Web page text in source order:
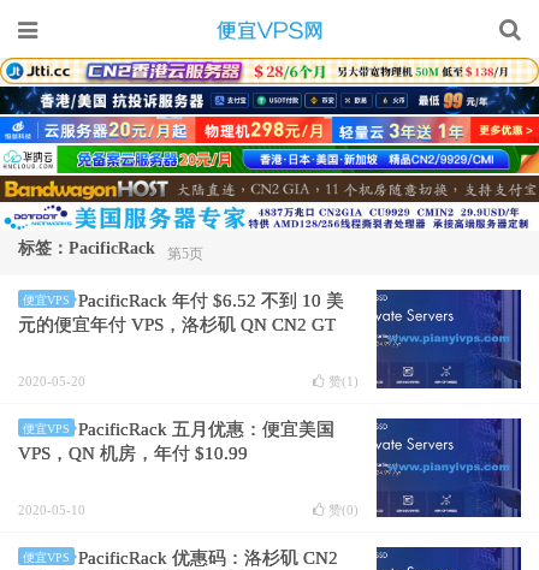
标签：PacificRack 第5页
便宜VPS
PacificRack 年付 $6.52 不到 10 美
元的便宜年付 VPS，洛杉矶 QN CN2 GT
2020-05-20 赞(1 )
便宜VPS
PacificRack 五月优惠：便宜美国
VPS，QN 机房，年付 $10.99
2020-05-10 赞(0)
便宜VPS
PacificRack 优惠码：洛杉矶 CN2